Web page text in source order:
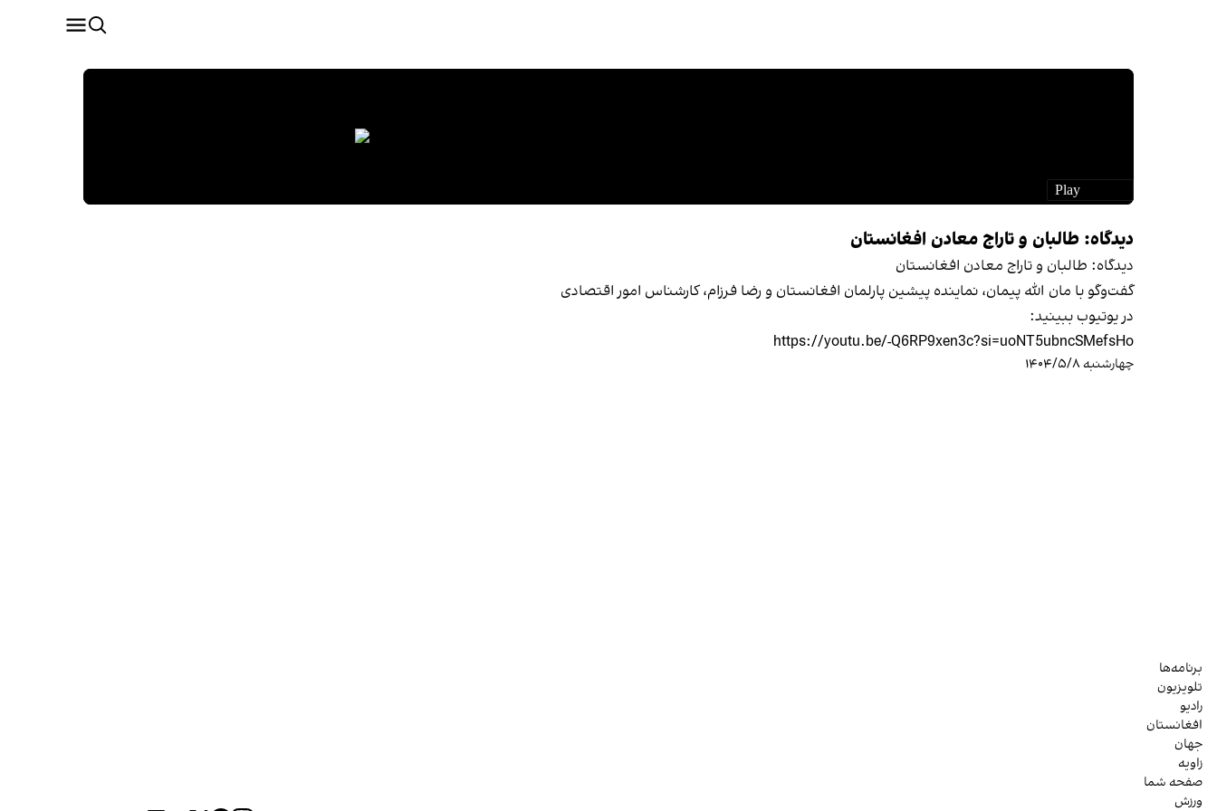
دیدگاه: طالبان و تاراج معادن افغانستان
دیدگاه: طالبان و تاراج معادن افغانستان
گفت‌وگو با مان الله پیمان، نماینده پیشین پارلمان افغانستان و رضا فرزام، کارشناس امور اقتصادی
در یوتیوب ببینید:
https://youtu.be/-Q6RP9xen3c?si=uoNT5ubncSMefsHo
چهارشنبه ۱۴۰۴/۵/۸
برنامه‌ها
تلویزیون
رادیو
افغانستان
جهان
زاویه
صفحه شما
ورزش